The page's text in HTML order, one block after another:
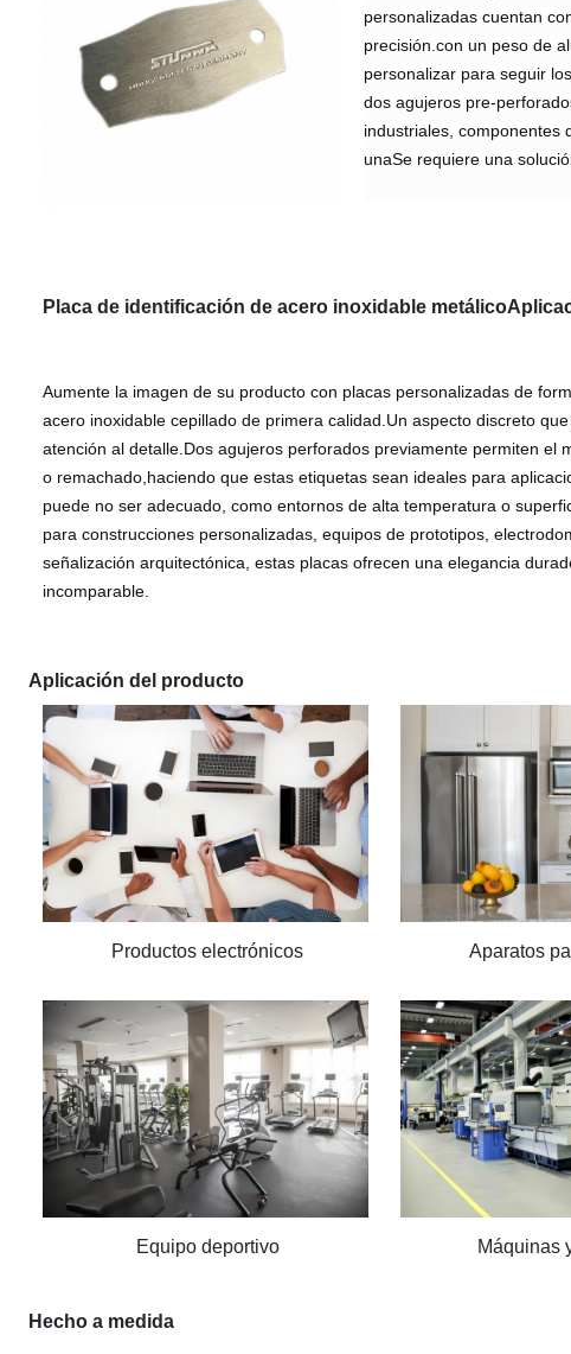
personalizadas cuentan
precisión.con un peso de
personalizar para seguir
dos agujeros pre-
industriales, componentes
unaSe requiere una
Placa de identificación de acero inoxidable metálico
Aumente la imagen de su producto con placas personalizadas de
acero inoxidable cepillado de primera calidad.Un aspecto discreto
atención al detalle.Dos agujeros perforados previamente permiten el
o remachado,haciendo que estas etiquetas sean ideales para
puede no ser adecuado, como entornos de alta temperatura o
para construcciones personalizadas, equipos de prototipos,
señalización arquitectónica, estas placas ofrecen una elegancia
incomparable.
Aplicación del producto
Productos electrónicos Aparatos
Equipo deportivo Máquinas
Hecho a medida